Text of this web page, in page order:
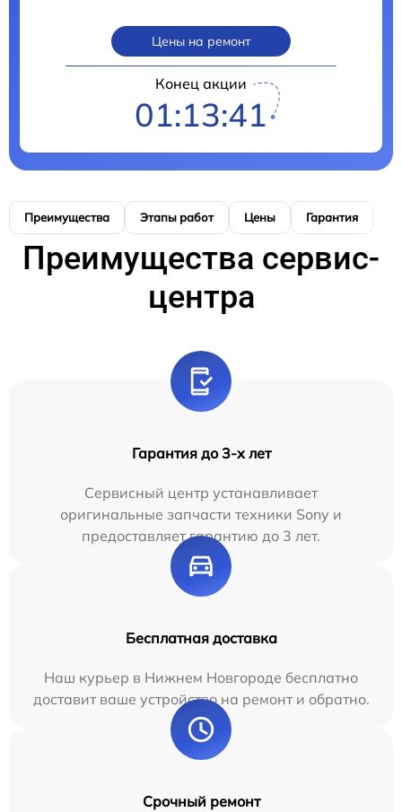
Цены на ремонт
Конец акции
01:13:39
Преимущества Этапы работ Цены Гарантия
Преимущества сервис-
центра
Гарантия до 3-х лет
Сервисный центр устанавливает
оригинальные запчасти техники Sony и
предоставляет гарантию до 3 лет.
Бесплатная доставка
Наш курьер в Нижнем Новгороде бесплатно
доставит ваше устройство на ремонт и обратно.
Срочный ремонт